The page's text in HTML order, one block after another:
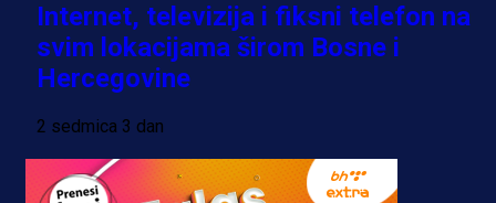
Internet, televizija i fiksni telefon na
svim lokacijama širom Bosne i
Hercegovine
2 sedmica 3 dan